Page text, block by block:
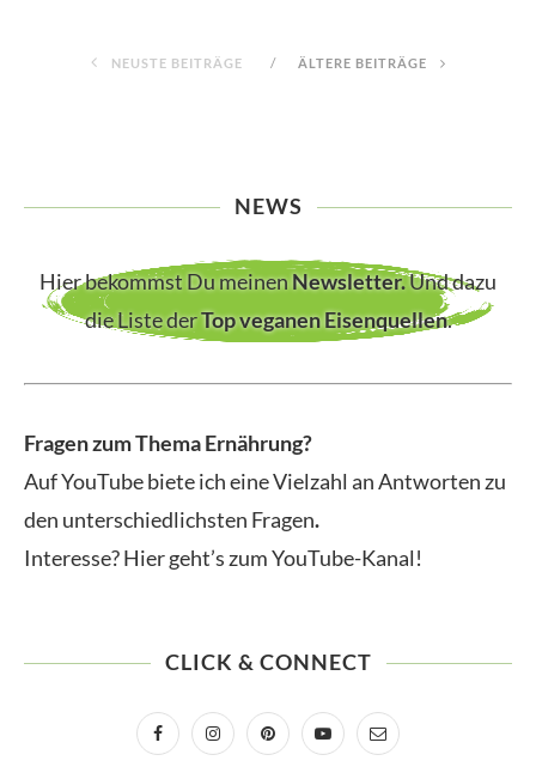
NEUSTE BEITRÄGE ÄLTERE BEITRÄGE
NEWS
Hier bekommst Du meinenNewsletter.Und dazu
die Liste derTop veganen Eisenquellen.
Fragen zum Thema Ernährung?
Auf YouTube biete ich eine Vielzahl an Antworten zu
den unterschiedlichsten Fragen.
Interesse? Hier geht’s zum YouTube-Kanal!
CLICK & CONNECT